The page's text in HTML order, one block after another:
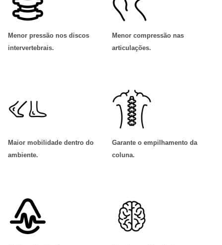
Menor pressão nos discos
intervertebrais.
Menor compressão nas
articulações.
Maior mobilidade dentro do
ambiente.
Garante o empilhamento da
coluna.